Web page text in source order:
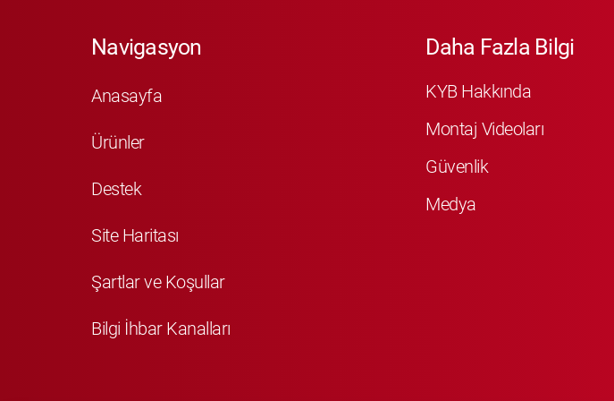
Navigasyon
Anasayfa
Ürünler
Destek
Site Haritası
Şartlar ve Koşullar
Bilgi İhbar Kanalları
Daha Fazla Bilgi
KYB Hakkında
Montaj Videoları
Güvenlik
Medya